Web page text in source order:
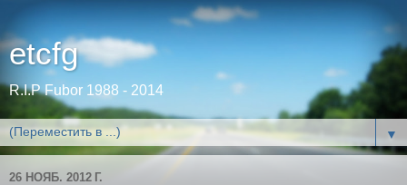
etcfg
R.I.P Fubor 1988 - 2014
▼
26 НОЯБ. 2012 Г.